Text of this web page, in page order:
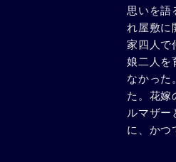
思いを語
れ屋敷に
家四人で
娘二人を
なかった
た。花嫁
ルマザー
に、かつ